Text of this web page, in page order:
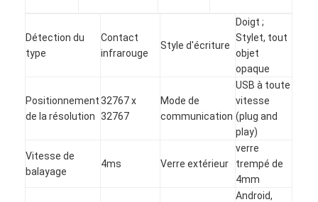
Tableau noir intelligent
Cadre infrarouge de contact
Support interactif de tableau blanc
Caméra de document de visualiseur
Détection du
type
Contact
infrarouge
Style d'écriture
Doigt ;
Stylet, tout
objet
opaque
Positionnement
de la résolution
32767 x
32767
Mode de
communication
USB à toute
vitesse
(plug and
play)
Vitesse de
balayage
4ms Verre extérieur
verre
trempé de
4mm
Android,